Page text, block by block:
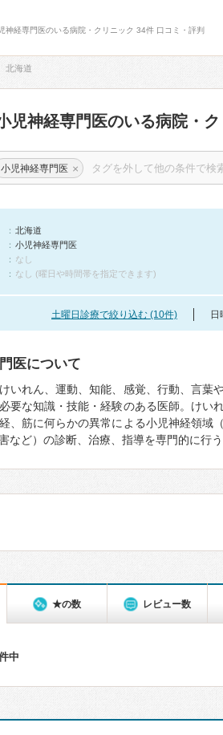
神経専門医のいる病院・クリニック 34件 口コミ・評判
北海道
児神経専門医のいる病院・ク
小児神経専門医 ×
北海道
小児神経専門医
なし
なし (曜日や時間帯を指定できます)
土曜日診療で絞り込む (10件) 日
医について
いれん、運動、知能、感覚、行動、言葉
要な知識・技能・経験のある医師。けい
、筋に何らかの異常による小児神経領域
など）の診断、治療、指導を専門的に行う
★の数 レビュー数
中